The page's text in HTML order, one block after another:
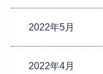
2022年5月
2022年4月